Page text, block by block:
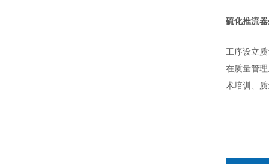
硫化推流
工序设立
在质量管
术培训、